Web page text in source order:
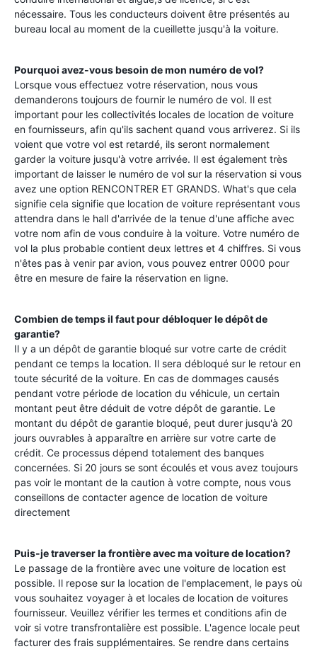
nécessaire. Tous les conducteurs doivent être présentés au
bureau local au moment de la cueillette jusqu'à la voiture.
Pourquoi avez-vous besoin de mon numéro de vol?
Lorsque vous effectuez votre réservation, nous vous
demanderons toujours de fournir le numéro de vol. Il est
important pour les collectivités locales de location de voiture
en fournisseurs, afin qu'ils sachent quand vous arriverez. Si ils
voient que votre vol est retardé, ils seront normalement
garder la voiture jusqu'à votre arrivée. Il est également très
important de laisser le numéro de vol sur la réservation si vous
avez une option RENCONTRER ET GRANDS. What's que cela
signifie cela signifie que location de voiture représentant vous
attendra dans le hall d'arrivée de la tenue d'une affiche avec
votre nom afin de vous conduire à la voiture. Votre numéro de
vol la plus probable contient deux lettres et 4 chiffres. Si vous
n'êtes pas à venir par avion, vous pouvez entrer 0000 pour
être en mesure de faire la réservation en ligne.
Combien de temps il faut pour débloquer le dépôt de
garantie?
Il y a un dépôt de garantie bloqué sur votre carte de crédit
pendant ce temps la location. Il sera débloqué sur le retour en
toute sécurité de la voiture. En cas de dommages causés
pendant votre période de location du véhicule, un certain
montant peut être déduit de votre dépôt de garantie. Le
montant du dépôt de garantie bloqué, peut durer jusqu'à 20
jours ouvrables à apparaître en arrière sur votre carte de
crédit. Ce processus dépend totalement des banques
concernées. Si 20 jours se sont écoulés et vous avez toujours
pas voir le montant de la caution à votre compte, nous vous
conseillons de contacter agence de location de voiture
directement
Puis-je traverser la frontière avec ma voiture de location?
Le passage de la frontière avec une voiture de location est
possible. Il repose sur la location de l'emplacement, le pays où
vous souhaitez voyager à et locales de location de voitures
fournisseur. Veuillez vérifier les termes et conditions afin de
voir si votre transfrontalière est possible. L'agence locale peut
facturer des frais supplémentaires. Se rendre dans certains